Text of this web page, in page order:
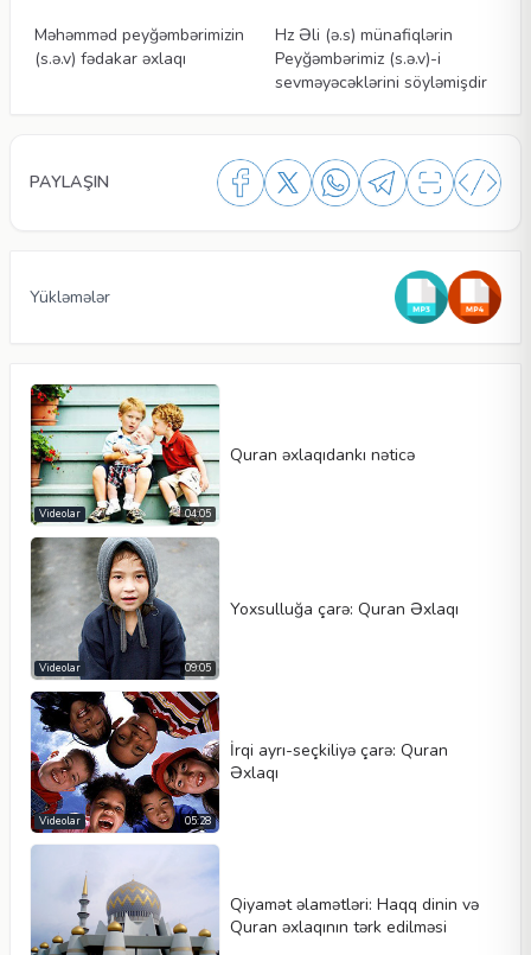
Məhəmməd peyğəmbərimizin
(s.ə.v) fədakar əxlaqı
Hz Əli (ə.s) münafiqlərin
Peyğəmbərimiz (s.ə.v)-i
sevməyəcəklərini söyləmişdir
PAYLAŞIN
Video növü
Avtomatik oynat
Kontrolleri göster
Dövr et
En
Yükləmələr
04:05
Videolar
Quran əxlaqıdankı nəticə
09:05
Videolar
Yoxsulluğa çarə: Quran Əxlaqı
05:28
Videolar
İrqi ayrı-seçkiliyə çarə: Quran
Əxlaqı
Qiyamət əlamətləri: Haqq dinin və
Quran əxlaqının tərk edilməsi